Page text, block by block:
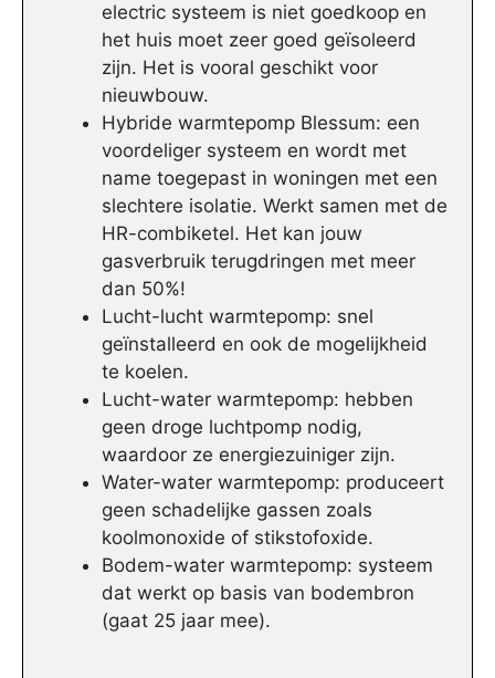
electric systeem is niet goedkoop en
het huis moet zeer goed geïsoleerd
zijn. Het is vooral geschikt voor
nieuwbouw.
Hybride warmtepomp Blessum: een
voordeliger systeem en wordt met
name toegepast in woningen met een
slechtere isolatie. Werkt samen met de
HR-combiketel. Het kan jouw
gasverbruik terugdringen met meer
dan 50%!
Lucht-lucht warmtepomp: snel
geïnstalleerd en ook de mogelijkheid
te koelen.
Lucht-water warmtepomp: hebben
geen droge luchtpomp nodig,
waardoor ze energiezuiniger zijn.
Water-water warmtepomp: produceert
geen schadelijke gassen zoals
koolmonoxide of stikstofoxide.
Bodem-water warmtepomp: systeem
dat werkt op basis van bodembron
(gaat 25 jaar mee).